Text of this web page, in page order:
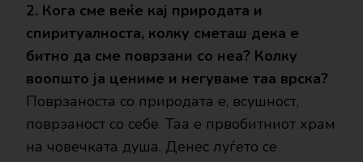
2. Кога сме веќе кај природата и
спиритуалноста, колку сметаш дека е
битно да сме поврзани со неа? Колку
воопшто ја цениме и негуваме таа врска?
Поврзаноста со природата е, всушност,
поврзаност со себе. Таа е првобитниот храм
на човечката душа. Денес луѓето се